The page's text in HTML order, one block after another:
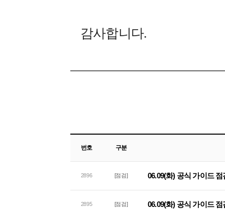
감사합니다.
번호 구분
2896 [점검] 06.09(화) 공식 가이드
2895 [점검] 06.09(화) 공식 가이드 점